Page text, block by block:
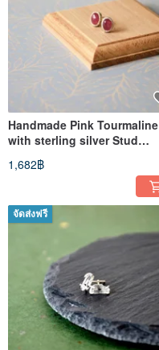
Handmade Pink Tourmaline
with sterling silver Stud
Earring, Birth stone for Oct
1,682฿
จัดส่งฟรี